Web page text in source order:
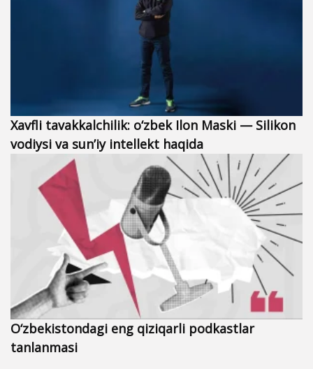
Xavfli tavakkalchilik: o‘zbek Ilon Maski — Silikon
vodiysi va sun’iy intellekt haqida
O‘zbekistondagi eng qiziqarli podkastlar
tanlanmasi